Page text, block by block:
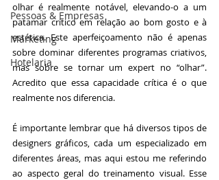
Pessoas & Empresas
Marketing
Hotelaria
olhar é realmente notável, elevando-o a um
patamar crítico em relação ao bom gosto e à
estética. Este aperfeiçoamento não é apenas
sobre dominar diferentes programas criativos,
mas sobre se tornar um expert no “olhar”.
Acredito que essa capacidade crítica é o que
realmente nos diferencia.
É importante lembrar que há diversos tipos de
designers gráficos, cada um especializado em
diferentes áreas, mas aqui estou me referindo
ao aspecto geral do treinamento visual. Esse